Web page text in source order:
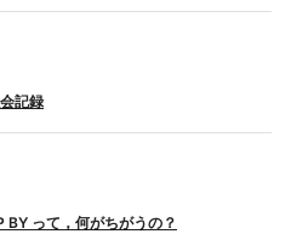
記録
BY って，何がちがうの？